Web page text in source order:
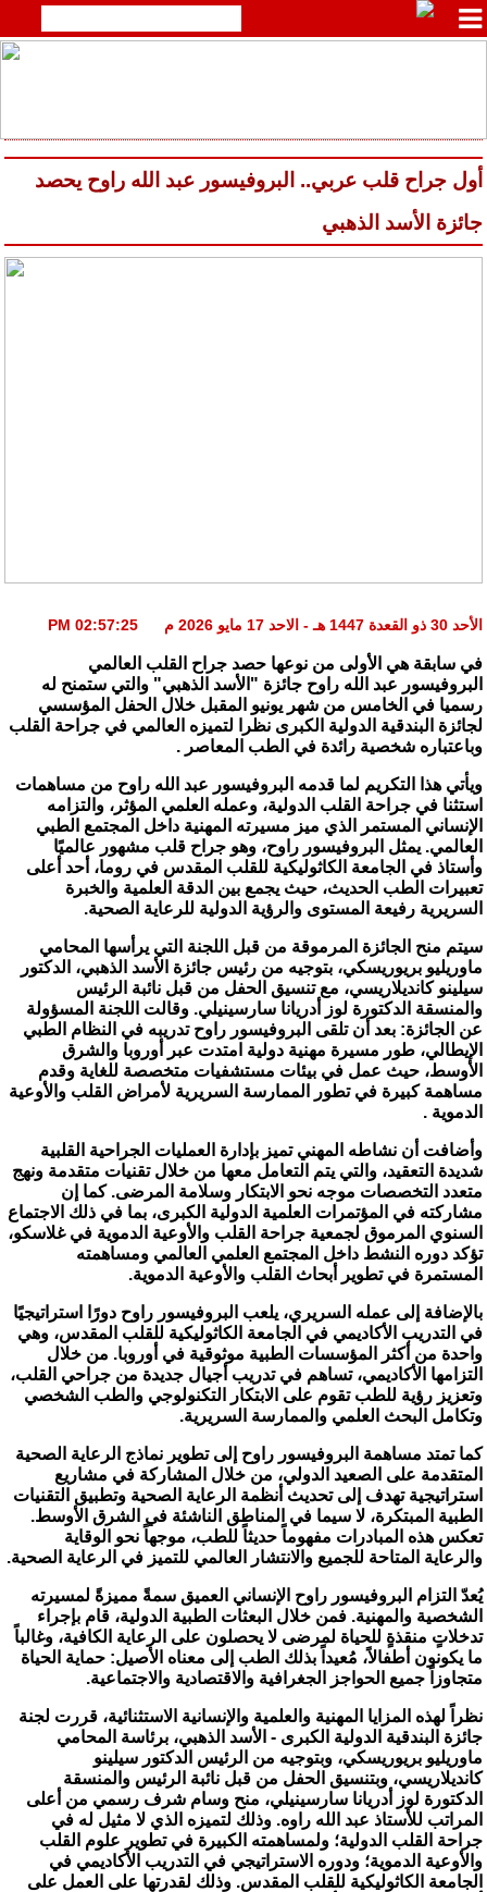
أول جراح قلب عربي.. البروفيسور عبد الله راوح يحصد
جائزة الأسد الذهبي
الأحد 30 ذو القعدة 1447 هـ - الاحد 17 مايو 2026 م 02:57:25 PM
في سابقة هي الأولى من نوعها حصد جراح القلب العالمي
البروفيسور عبد الله راوح جائزة "الأسد الذهبي" والتي ستمنح له
رسميا في الخامس من شهر يونيو المقبل خلال الحفل المؤسسي
لجائزة البندقية الدولية الكبرى نظرا لتميزه العالمي في جراحة القلب
وباعتباره شخصية رائدة في الطب المعاصر .
ويأتي هذا التكريم لما قدمه البروفيسور عبد الله راوح من مساهمات
استثنا في جراحة القلب الدولية، وعمله العلمي المؤثر، والتزامه
الإنساني المستمر الذي ميز مسيرته المهنية داخل المجتمع الطبي
العالمي. يمثل البروفيسور راوح، وهو جراح قلب مشهور عالميًا
وأستاذ في الجامعة الكاثوليكية للقلب المقدس في روما، أحد أعلى
تعبيرات الطب الحديث، حيث يجمع بين الدقة العلمية والخبرة
السريرية رفيعة المستوى والرؤية الدولية للرعاية الصحية.
سيتم منح الجائزة المرموقة من قبل اللجنة التي يرأسها المحامي
ماوريليو بريوريسكي، بتوجيه من رئيس جائزة الأسد الذهبي، الدكتور
سيلينو كانديلاريسي، مع تنسيق الحفل من قبل نائبة الرئيس
والمنسقة الدكتورة لوز أدريانا سارسينيلي. وقالت اللجنة المسؤولة
عن الجائزة: بعد أن تلقى البروفيسور راوح تدريبه في النظام الطبي
الإيطالي، طور مسيرة مهنية دولية امتدت عبر أوروبا والشرق
الأوسط، حيث عمل في بيئات مستشفيات متخصصة للغاية وقدم
مساهمة كبيرة في تطور الممارسة السريرية لأمراض القلب والأوعية
الدموية .
وأضافت أن نشاطه المهني تميز بإدارة العمليات الجراحية القلبية
شديدة التعقيد، والتي يتم التعامل معها من خلال تقنيات متقدمة ونهج
متعدد التخصصات موجه نحو الابتكار وسلامة المرضى. كما إن
مشاركته في المؤتمرات العلمية الدولية الكبرى، بما في ذلك الاجتماع
السنوي المرموق لجمعية جراحة القلب والأوعية الدموية في غلاسكو،
تؤكد دوره النشط داخل المجتمع العلمي العالمي ومساهمته
المستمرة في تطوير أبحاث القلب والأوعية الدموية.
بالإضافة إلى عمله السريري، يلعب البروفيسور راوح دورًا استراتيجيًا
في التدريب الأكاديمي في الجامعة الكاثوليكية للقلب المقدس، وهي
واحدة من أكثر المؤسسات الطبية موثوقية في أوروبا. من خلال
التزامها الأكاديمي، تساهم في تدريب أجيال جديدة من جراحي القلب،
وتعزيز رؤية للطب تقوم على الابتكار التكنولوجي والطب الشخصي
وتكامل البحث العلمي والممارسة السريرية.
كما تمتد مساهمة البروفيسور راوح إلى تطوير نماذج الرعاية الصحية
المتقدمة على الصعيد الدولي، من خلال المشاركة في مشاريع
استراتيجية تهدف إلى تحديث أنظمة الرعاية الصحية وتطبيق التقنيات
الطبية المبتكرة، لا سيما في المناطق الناشئة في الشرق الأوسط.
تعكس هذه المبادرات مفهوماً حديثاً للطب، موجهاً نحو الوقاية
والرعاية المتاحة للجميع والانتشار العالمي للتميز في الرعاية الصحية.
يُعدّ التزام البروفيسور راوح الإنساني العميق سمةً مميزةً لمسيرته
الشخصية والمهنية. فمن خلال البعثات الطبية الدولية، قام بإجراء
تدخلاتٍ منقذةٍ للحياة لمرضى لا يحصلون على الرعاية الكافية، وغالباً
ما يكونون أطفالاً، مُعيداً بذلك الطب إلى معناه الأصيل: حماية الحياة
متجاوزاً جميع الحواجز الجغرافية والاقتصادية والاجتماعية.
نظراً لهذه المزايا المهنية والعلمية والإنسانية الاستثنائية، قررت لجنة
جائزة البندقية الدولية الكبرى - الأسد الذهبي، برئاسة المحامي
ماوريليو بريوريسكي، وبتوجيه من الرئيس الدكتور سيلينو
كانديلاريسي، وبتنسيق الحفل من قبل نائبة الرئيس والمنسقة
الدكتورة لوز أدريانا سارسينيلي، منح وسام شرف رسمي من أعلى
المراتب للأستاذ عبد الله راوه. وذلك لتميزه الذي لا مثيل له في
جراحة القلب الدولية؛ ولمساهمته الكبيرة في تطوير علوم القلب
والأوعية الدموية؛ ودوره الاستراتيجي في التدريب الأكاديمي في
الجامعة الكاثوليكية للقلب المقدس. وذلك لقدرتها على العمل على